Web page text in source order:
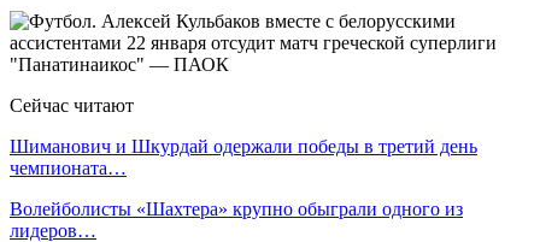
Сейчас читают
Шиманович и Шкурдай одержали победы в третий день
чемпионата…
Волейболисты «Шахтера» крупно обыграли одного из
лидеров…